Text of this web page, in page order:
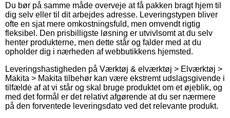
Du bør på samme måde overveje at få pakken bragt hjem til
dig selv eller til dit arbejdes adresse. Leveringstypen bliver
ofte en sjat mere omkostningsfuld, men omvendt rigtig
fleksibel. Den prisbilligste løsning er utvivlsomt at du selv
henter produkterne, men dette står og falder med at du
opholder dig i nærheden af webbutikkens hjemsted.
Leveringshastigheden på Værktøj & elværktøj > Elværktøj >
Makita > Makita tilbehør kan være ekstremt udslagsgivende i
tilfælde af at vi står og skal bruge produktet om et øjeblik, og
med det formål er det relativt afgørende at du ser nærmere
på den forventede leveringsdato ved det relevante produkt.